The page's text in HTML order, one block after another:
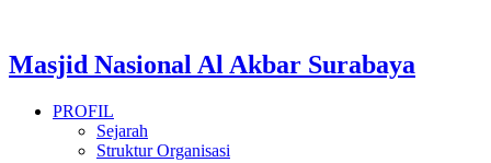
Masjid Nasional Al Akbar Surabaya
PROFIL
Sejarah
Struktur Organisasi